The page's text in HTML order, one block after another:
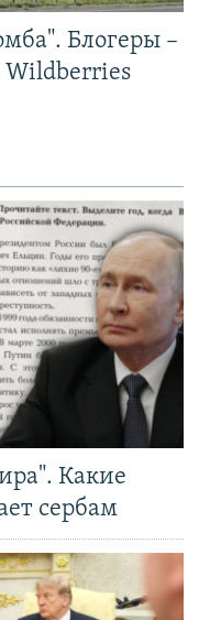
Блогеры –
Wildberries
Какие
сербам